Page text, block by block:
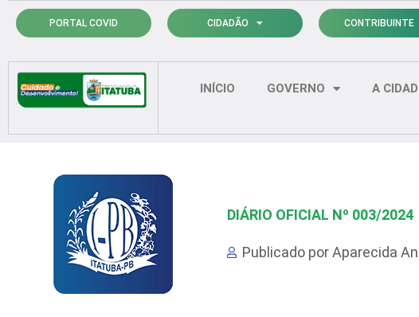
para
conteúdo
PORTAL COVID CIDADÃO CONTRIBUINTE
INÍCIO GOVERNO A
DIÁRIO OFICIAL Nº 003/2024
Publicado porAparecida